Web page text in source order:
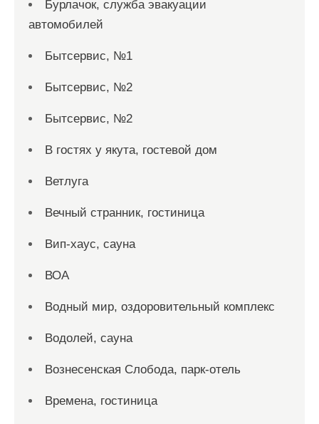
Бурлачок, служба эвакуации
автомобилей
Бытсервис, №1
Бытсервис, №2
Бытсервис, №2
В гостях у якута, гостевой дом
Ветлуга
Вечный странник, гостиница
Вип-хаус, сауна
ВОА
Водный мир, оздоровительный комплекс
Водолей, сауна
Вознесенская Слобода, парк-отель
Времена, гостиница